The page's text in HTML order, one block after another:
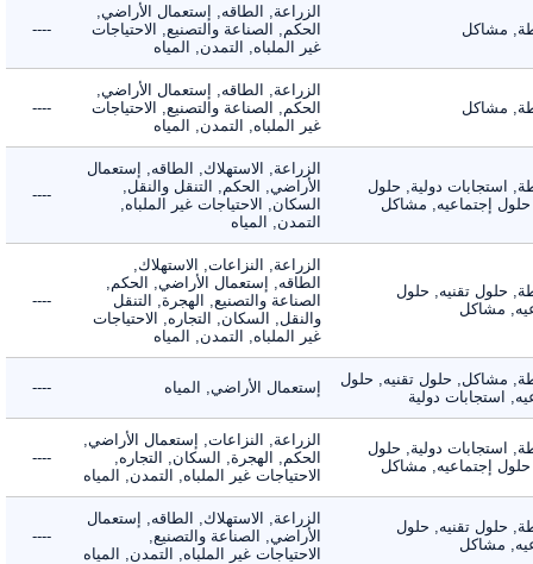
مشاكل
الزراعة, الطاقه, إستعمال الأراضي,
الحكم, الصناعة والتصنيع, الاحتياجات
غير الملباه, التمدن, المياه
----
مشاكل
الزراعة, الطاقه, إستعمال الأراضي,
الحكم, الصناعة والتصنيع, الاحتياجات
غير الملباه, التمدن, المياه
----
استجابات دولية, حلول
إجتماعيه, مشاكل
الزراعة, الاستهلاك, الطاقه, إستعمال
الأراضي, الحكم, التنقل والنقل,
السكان, الاحتياجات غير الملباه,
التمدن, المياه
----
حلول تقنيه, حلول
مشاكل
الزراعة, النزاعات, الاستهلاك,
الطاقه, إستعمال الأراضي, الحكم,
الصناعة والتصنيع, الهجرة, التنقل
والنقل, السكان, التجاره, الاحتياجات
غير الملباه, التمدن, المياه
----
مشاكل, حلول تقنيه, حلول
استجابات دولية
إستعمال الأراضي, المياه ----
استجابات دولية, حلول
إجتماعيه, مشاكل
الزراعة, النزاعات, إستعمال الأراضي,
الحكم, الهجرة, السكان, التجاره,
الاحتياجات غير الملباه, التمدن, المياه
----
حلول تقنيه, حلول
مشاكل
الزراعة, الاستهلاك, الطاقه, إستعمال
الأراضي, الصناعة والتصنيع,
الاحتياجات غير الملباه, التمدن, المياه
----